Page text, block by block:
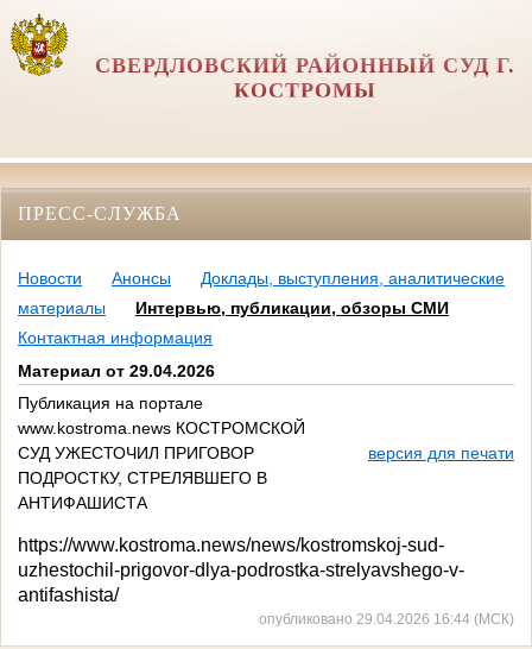
СВЕРДЛОВСКИЙ РАЙОННЫЙ СУД Г.
КОСТРОМЫ
ПРЕСС-СЛУЖБА
Новости Анонсы
Доклады, выступления, аналитические
материалы
Интервью, публикации, обзоры СМИ
Контактная информация
Материал от 29.04.2026
Публикация на портале
www.kostroma.news КОСТРОМСКОЙ
СУД УЖЕСТОЧИЛ ПРИГОВОР
ПОДРОСТКУ, СТРЕЛЯВШЕГО В
АНТИФАШИСТА
версия для печати
https://www.kostroma.news/news/kostromskoj-sud-
uzhestochil-prigovor-dlya-podrostka-strelyavshego-v-
antifashista/
опубликовано 29.04.2026 16:44 (МСК)